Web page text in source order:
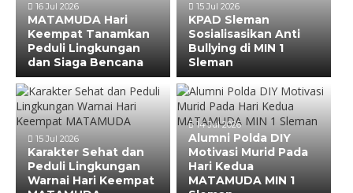
16 Jul 2026
MATAMUDA Hari
Keempat Tanamkan
Peduli Lingkungan
dan Siaga Bencana
15 Jul 2026
KPAD Sleman
Sosialisasikan Anti
Bullying di MIN 1
Sleman
15 Jul 2026
Karakter Sehat dan
Peduli Lingkungan
Warnai Hari Keempat
14 Jul 2026
Alumni Polda DIY
Motivasi Murid Pada
Hari Kedua
MATAMUDA MIN 1